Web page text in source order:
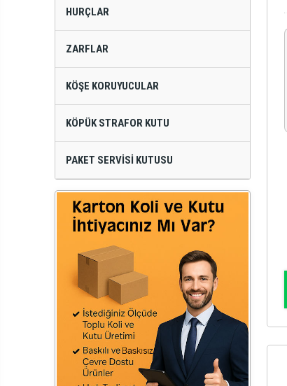
HURÇLAR
ZARFLAR
KÖŞE KORUYUCULAR
KÖPÜK STRAFOR KUTU
PAKET SERVISI KUTUSU